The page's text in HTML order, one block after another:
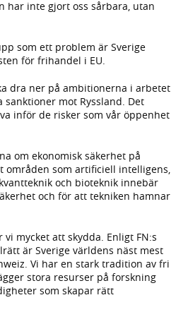
har inte gjort oss sårbara, utan
som ett problem är Sverige
för frihandel i EU.
dra ner på ambitionerna i arbetet
mot Ryssland. Det
inför de risker som vår öppenhet
om ekonomisk säkerhet på
områden som artificiell intelligens,
och bioteknik innebär
och för att tekniken hamnar
mycket att skydda. Enligt FN:s
är Sverige världens näst mest
Vi har en stark tradition av fri
stora resurser på forskning
som skapar rätt